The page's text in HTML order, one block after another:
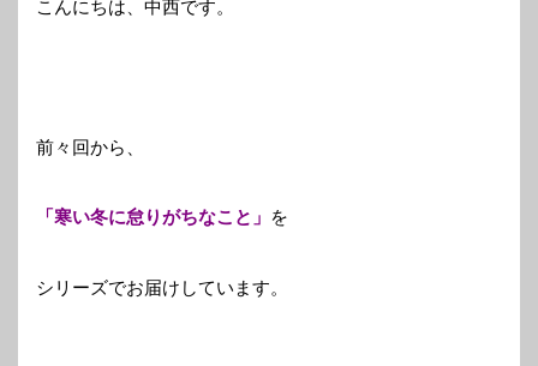
こんにちは、中西です。
前々回から、
「寒い冬に怠りがちなこと」 を
シリーズでお届けしています。